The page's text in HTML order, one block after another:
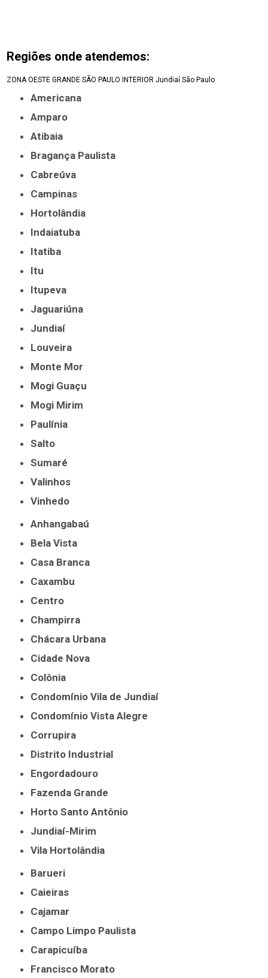
Regiões onde atendemos:
ZONA OESTE GRANDE SÃO PAULO INTERIOR Jundiaí São Paulo
Americana
Amparo
Atibaia
Bragança Paulista
Cabreúva
Campinas
Hortolândia
Indaiatuba
Itatiba
Itu
Itupeva
Jaguariúna
Jundiaí
Louveira
Monte Mor
Mogi Guaçu
Mogi Mirim
Paulínia
Salto
Sumaré
Valinhos
Vinhedo
Anhangabaú
Bela Vista
Casa Branca
Caxambu
Centro
Champirra
Chácara Urbana
Cidade Nova
Colônia
Condomínio Vila de Jundiaí
Condomínio Vista Alegre
Corrupira
Distrito Industrial
Engordadouro
Fazenda Grande
Horto Santo Antônio
Jundiaí-Mirim
Vila Hortolândia
Barueri
Caieiras
Cajamar
Campo Limpo Paulista
Carapicuíba
Francisco Morato